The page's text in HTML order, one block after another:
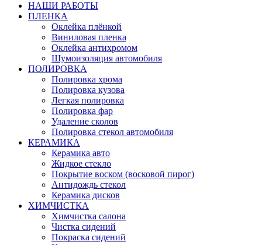
НАШИ РАБОТЫ
ПЛЕНКА
Оклейка плёнкой
Виниловая пленка
Оклейка антихромом
Шумоизоляция автомобиля
ПОЛИРОВКА
Полировка хрома
Полировка кузова
Легкая полировка
Полировка фар
Удаление сколов
Полировка стекол автомобиля
КЕРАМИКА
Керамика авто
Жидкое стекло
Покрытие воском (восковой пирог)
Антидождь стекол
Керамика дисков
ХИМЧИСТКА
Химчистка салона
Чистка сидений
Покраска сидений